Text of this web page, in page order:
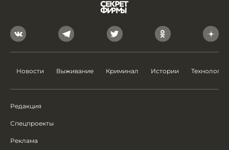
Новости Выживание Криминал Истории Технологии
Редакция
Спецпроекты
Реклама